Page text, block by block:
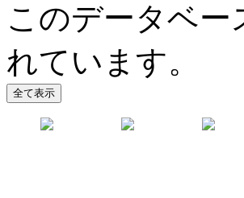
このデータベー
れています。